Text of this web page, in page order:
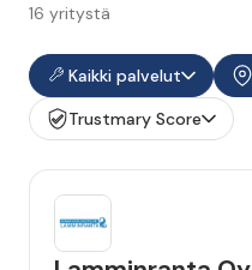
16 yritystä
Kaikki palvelut
Trustmary Score